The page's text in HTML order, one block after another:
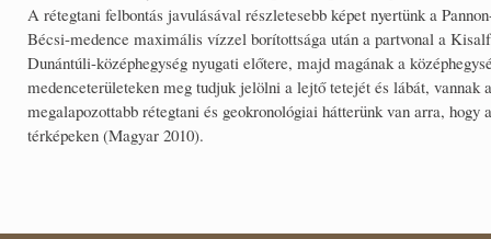
A rétegtani felbontás javulásával részletesebb képet nyertünk a
Bécsi-medence maximális vízzel borítottsága után a partvonal a
Dunántúli-középhegység nyugati előtere, majd magának a
medenceterületeken meg tudjuk jelölni a lejtő tetejét és lábát,
megalapozottabb rétegtani és geokronológiai hátterünk van arra,
térképeken (Magyar 2010).